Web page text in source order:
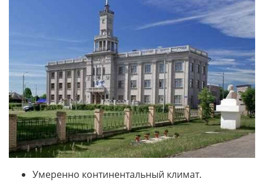
Умеренно континентальный климат.